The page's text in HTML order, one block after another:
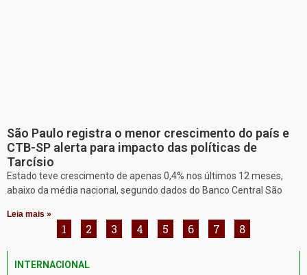
São Paulo registra o menor crescimento do país e
CTB-SP alerta para impacto das políticas de
Tarcísio
Estado teve crescimento de apenas 0,4% nos últimos 12 meses,
abaixo da média nacional, segundo dados do Banco Central São
Leia mais »
1 2 3 4 5 6 7 8
INTERNACIONAL